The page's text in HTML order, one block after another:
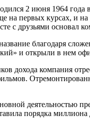
2 июня 1964 года
на первых курсах, и
с друзьями основал
благодаря
и открыли в нем
дохода компания
деятельностью
порядка